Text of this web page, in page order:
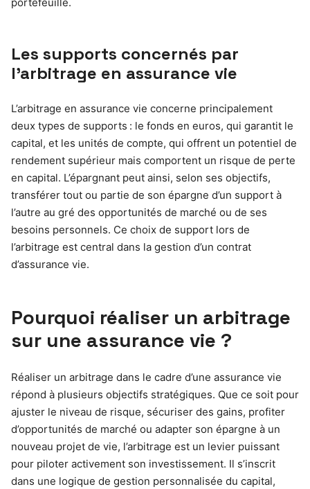
portefeuille.
Les supports concernés par
l’arbitrage en assurance vie
L’arbitrage en assurance vie concerne principalement
deux types de supports : le fonds en euros, qui garantit le
capital, et les unités de compte, qui offrent un potentiel de
rendement supérieur mais comportent un risque de perte
en capital. L’épargnant peut ainsi, selon ses objectifs,
transférer tout ou partie de son épargne d’un support à
l’autre au gré des opportunités de marché ou de ses
besoins personnels. Ce choix de support lors de
l’arbitrage est central dans la gestion d’un contrat
d’assurance vie.
Pourquoi réaliser un arbitrage
sur une assurance vie ?
Réaliser un arbitrage dans le cadre d’une assurance vie
répond à plusieurs objectifs stratégiques. Que ce soit pour
ajuster le niveau de risque, sécuriser des gains, profiter
d’opportunités de marché ou adapter son épargne à un
nouveau projet de vie, l’arbitrage est un levier puissant
pour piloter activement son investissement. Il s’inscrit
dans une logique de gestion personnalisée du capital,